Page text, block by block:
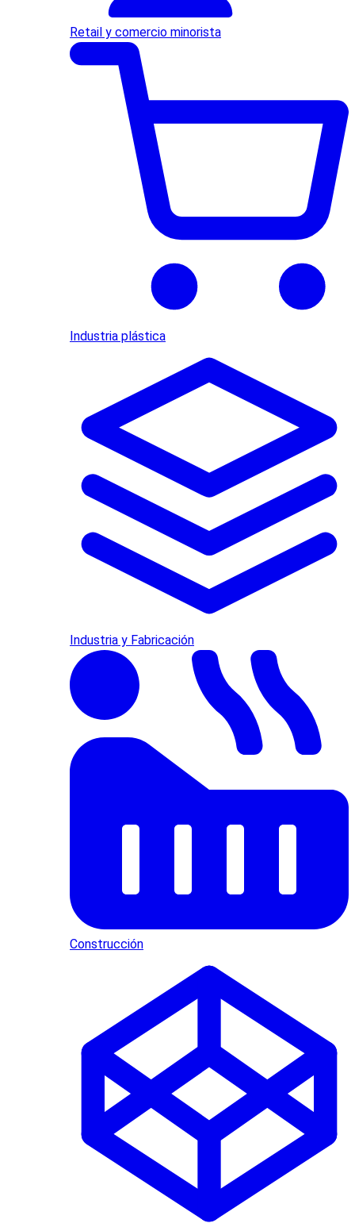
Retail y comercio minorista
Industria plástica
Industria y Fabricación
Construcción